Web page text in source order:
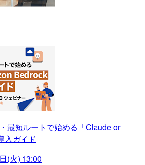
最短ルートで始める「Claude on
入ガイド
(火) 13:00